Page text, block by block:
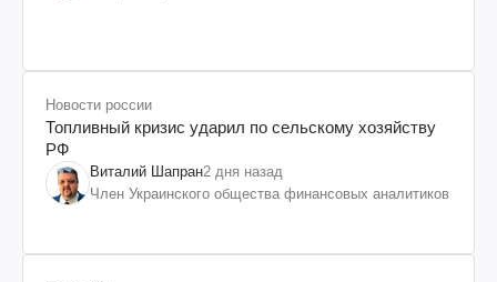
Новости россии
Топливный кризис ударил по сельскому хозяйству
РФ
Виталий Шапран2 дня назад
Член Украинского общества финансовых аналитиков